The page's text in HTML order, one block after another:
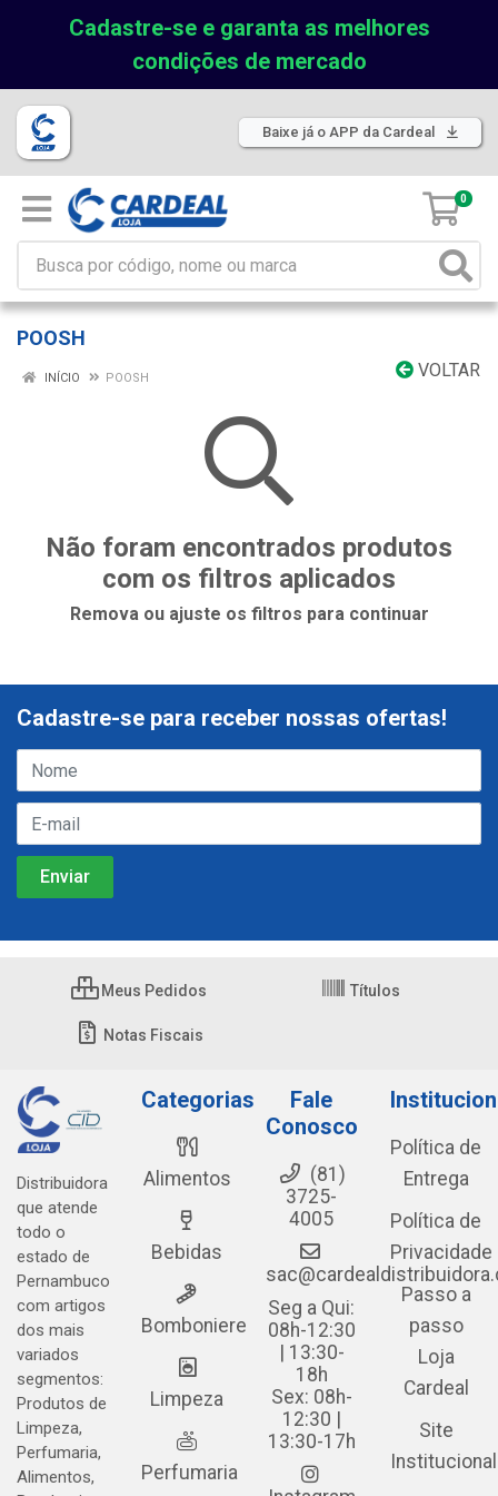
Cadastre-se e garanta as melhores
condições de mercado
Baixe já o APP da Cardeal
0
POOSH
VOLTAR
INÍCIO POOSH
Não foram encontrados produtos
com os filtros aplicados
Remova ou ajuste os filtros para continuar
Cadastre-se para receber nossas ofertas!
Meus Pedidos Títulos
Notas Fiscais
Distribuidora
que atende
todo o
estado de
Pernambuco
com artigos
dos mais
variados
segmentos:
Produtos de
Limpeza,
Perfumaria,
Alimentos,
Categorias
Alimentos
Bebidas
Bomboniere
Limpeza
Perfumaria
Fale
Conosco
(81)
3725-
4005
Seg a Qui:
08h-12:30
| 13:30-
18h
Sex: 08h-
12:30 |
13:30-17h
Política de
Entrega
Política de
Privacidade
Passo a
passo
Loja
Cardeal
Site
Institucional